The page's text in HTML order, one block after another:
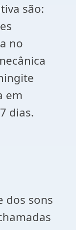
são:
no
em
dias.
dos sons